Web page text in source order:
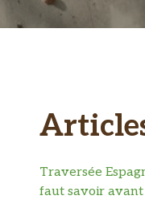
Traversée
faut savoir avant